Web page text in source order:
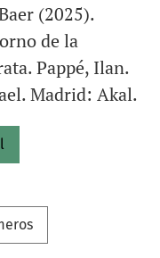
(2025).
de la
Pappé, Ilan.
Madrid: Akal.